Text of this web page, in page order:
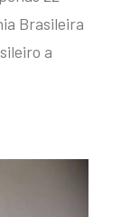
Brasileira
a